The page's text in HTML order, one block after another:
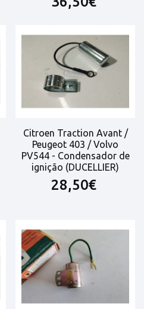
Citroen Traction Avant /
Peugeot 403 / Volvo
PV544 - Condensador de
ignição (DUCELLIER)
28,50€